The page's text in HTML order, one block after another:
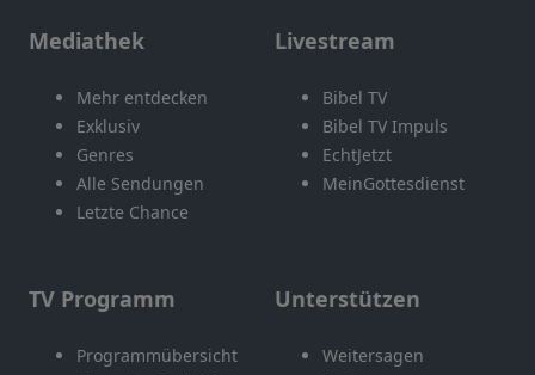
Mediathek
Mehr entdecken
Exklusiv
Genres
Alle Sendungen
Letzte Chance
Livestream
Bibel TV
Bibel TV Impuls
EchtJetzt
MeinGottesdienst
TV Programm
Programmübersicht
Unterstützen
Weitersagen